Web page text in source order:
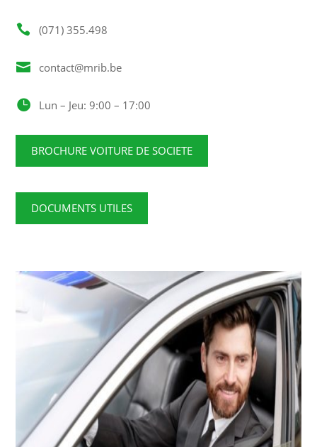
 (071) 355.498
 contact@mrib.be
 Lun – Jeu: 9:00 – 17:00
BROCHURE VOITURE DE SOCIETE
DOCUMENTS UTILES